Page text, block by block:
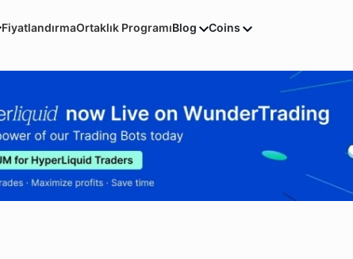
FiyatlandırmaOrtaklık ProgramıBlog Coins